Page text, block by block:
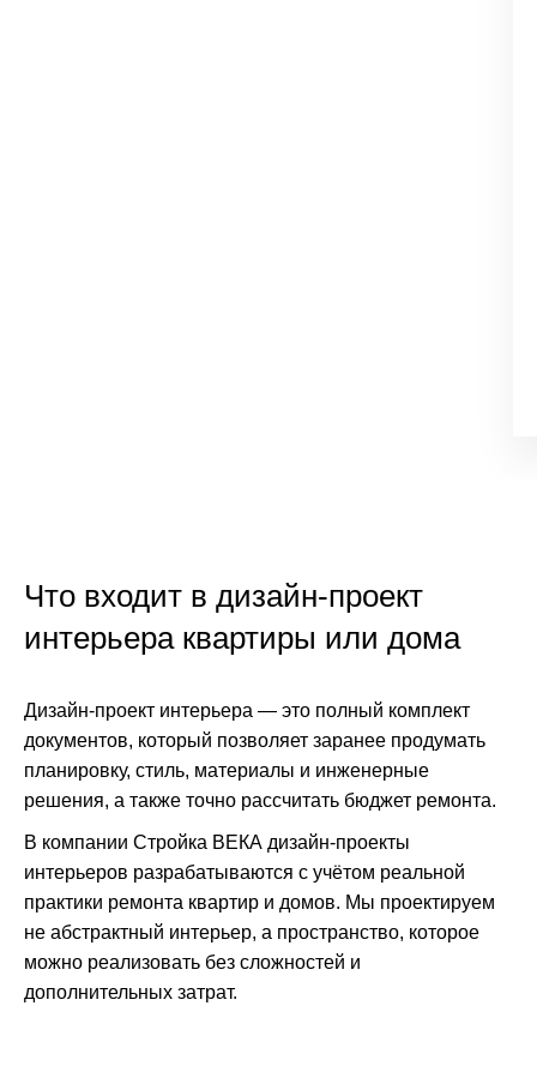
Что входит в дизайн-проект
интерьера квартиры или дома
Дизайн-проект интерьера — это полный комплект
документов, который позволяет заранее продумать
планировку, стиль, материалы и инженерные
решения, а также точно рассчитать бюджет ремонта.
В компании Стройка ВЕКА дизайн-проекты
интерьеров разрабатываются с учётом реальной
практики ремонта квартир и домов. Мы проектируем
не абстрактный интерьер, а пространство, которое
можно реализовать без сложностей и
дополнительных затрат.